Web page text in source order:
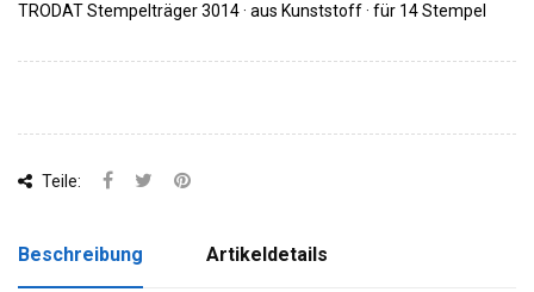
TRODAT Stempelträger 3014 · aus Kunststoff · für 14 Stempel
Teile:
Beschreibung Artikeldetails